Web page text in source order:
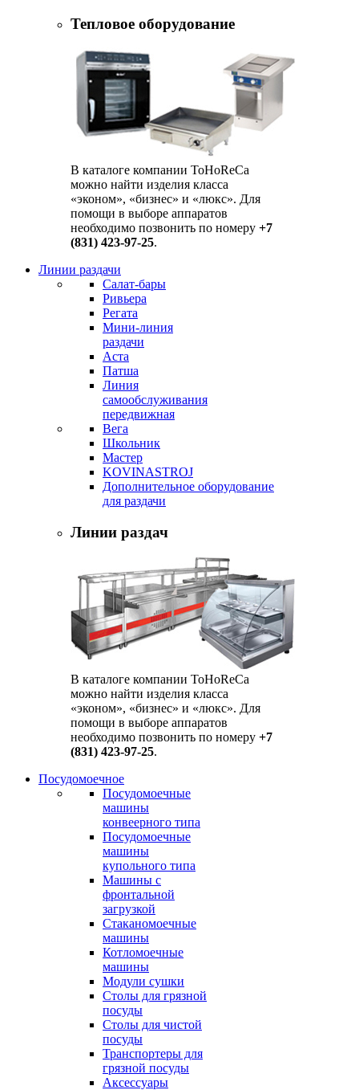
Тепловое оборудование
В каталоге компании ToHoReCa
можно найти изделия класса
«эконом», «бизнес» и «люкс». Для
помощи в выборе аппаратов
необходимо позвонить по номеру +7
(831) 423-97-25.
Линии раздачи
Салат-бары
Ривьера
Регата
Мини-линия
раздачи
Аста
Патша
Линия
самообслуживания
передвижная
Вега
Школьник
Мастер
KOVINASTROJ
Дополнительное оборудование
для раздачи
Линии раздач
В каталоге компании ToHoReCa
можно найти изделия класса
«эконом», «бизнес» и «люкс». Для
помощи в выборе аппаратов
необходимо позвонить по номеру +7
(831) 423-97-25.
Посудомоечное
Посудомоечные
машины
конвеерного типа
Посудомоечные
машины
купольного типа
Машины с
фронтальной
загрузкой
Стаканомоечные
машины
Котломоечные
машины
Модули сушки
Столы для грязной
посуды
Столы для чистой
посуды
Транспортеры для
грязной посуды
Аксессуары